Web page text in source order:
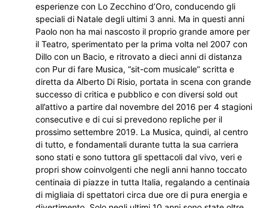
esperienze con Lo Zecchino d’Oro, conducendo gli
speciali di Natale degli ultimi 3 anni. Ma in questi anni
Paolo non ha mai nascosto il proprio grande amore per
il Teatro, sperimentato per la prima volta nel 2007 con
Dillo con un Bacio, e ritrovato a dieci anni di distanza
con Pur di fare Musica, “sit-com musicale” scritta e
diretta da Alberto Di Risio, portata in scena con grande
successo di critica e pubblico e con diversi sold out
all’attivo a partire dal novembre del 2016 per 4 stagioni
consecutive e di cui si prevedono repliche per il
prossimo settembre 2019. La Musica, quindi, al centro
di tutto, e fondamentali durante tutta la sua carriera
sono stati e sono tuttora gli spettacoli dal vivo, veri e
propri show coinvolgenti che negli anni hanno toccato
centinaia di piazze in tutta Italia, regalando a centinaia
di migliaia di spettatori circa due ore di pura energia e